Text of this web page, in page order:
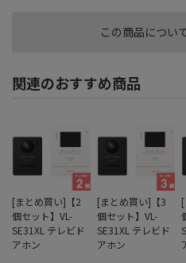
この商品につい
関連のおすすめ商品
[まとめ買い]【2
個セット】VL-
SE31XL テレビド
アホン
[まとめ買い]【3
個セット】VL-
SE31XL テレビド
アホン